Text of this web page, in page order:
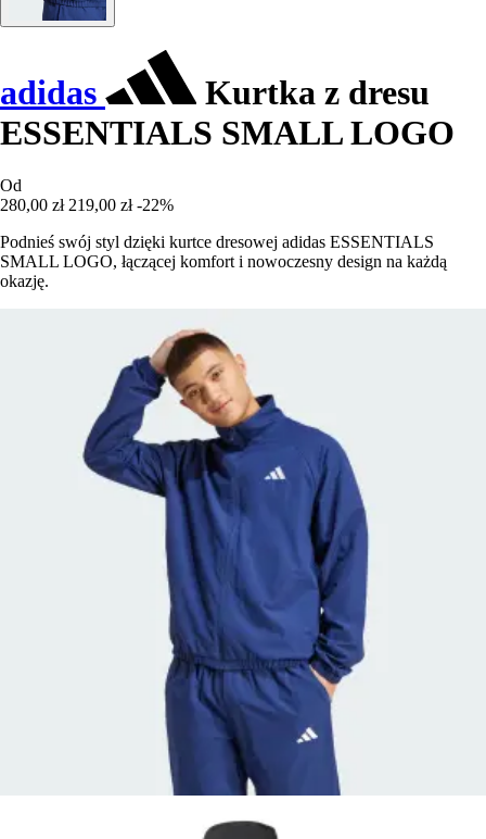
adidas
Kurtka z dresu
ESSENTIALS SMALL LOGO
Od
280,00 zł 219,00 zł -22%
Podnieś swój styl dzięki kurtce dresowej adidas ESSENTIALS
SMALL LOGO, łączącej komfort i nowoczesny design na każdą
okazję.